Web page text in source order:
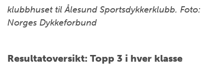
klubbhuset til Ålesund Sportsdykkerklubb. Foto:
Norges Dykkeforbund
Resultatoversikt: Topp 3 i hver klasse